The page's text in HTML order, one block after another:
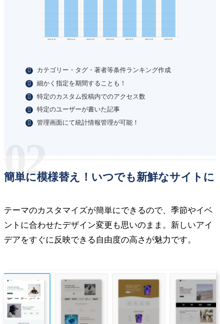
カテゴリー・タグ・著者等条件ランキング作成
細かく指定を期間することも！
特定のカスタム投稿内でのアクセス数
特定のユーザーが書いた記事
管理画面にて統計情報管理が可能！
02
簡単に模様替え！いつでも新鮮なサイトに
テーマのカスタマイズが簡単にできるので、季節やイベ
ントに合わせたデザイン変更も思いのまま。新しいアイ
デアをすぐに反映できる自由度の高さが魅力です。